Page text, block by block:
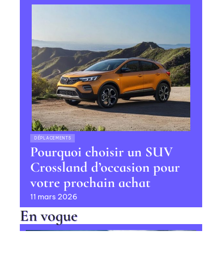
DÉPLACEMENTS
Pourquoi choisir un SUV
Crossland d’occasion pour
votre prochain achat
11 mars 2026
En vogue